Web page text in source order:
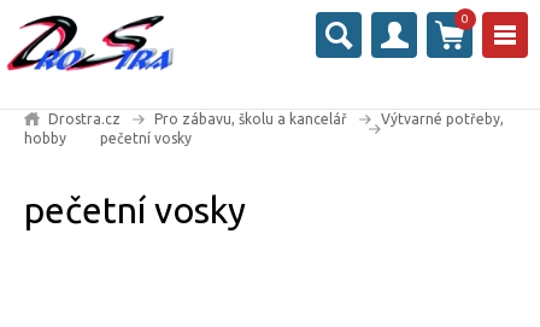
0
Drostra.cz Pro zábavu, školu a kancelář
Výtvarné potřeby,
hobby
pečetní vosky
pečetní vosky